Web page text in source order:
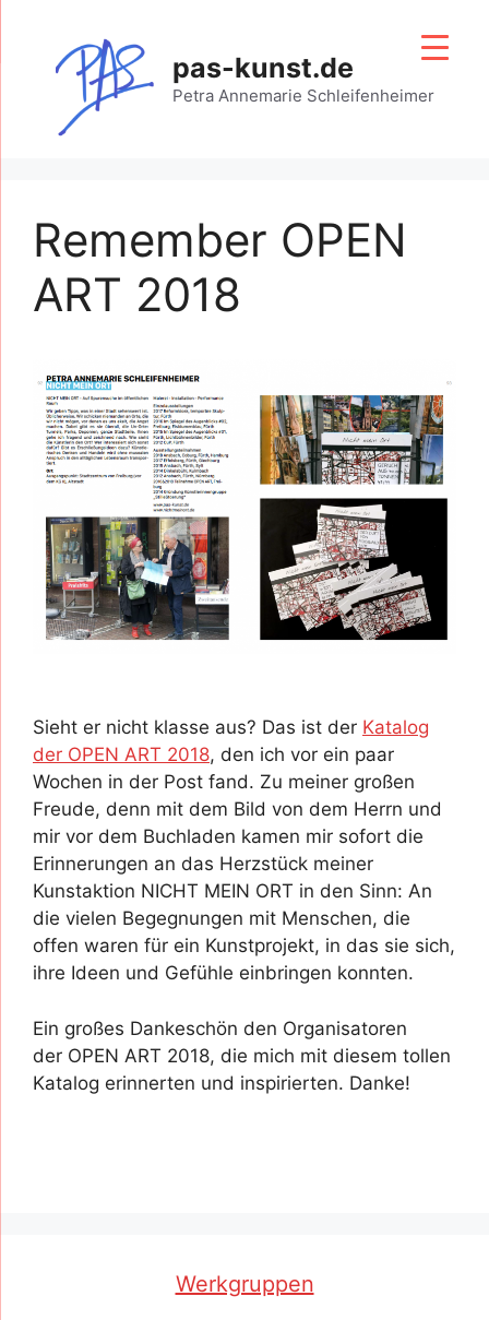
springen
pas-kunst.de
Petra Annemarie Schleifenheimer
Remember OPEN
ART 2018
Sieht er nicht klasse aus? Das ist der Katalog
der OPEN ART 2018, den ich vor ein paar
Wochen in der Post fand. Zu meiner großen
Freude, denn mit dem Bild von dem Herrn und
mir vor dem Buchladen kamen mir sofort die
Erinnerungen an das Herzstück meiner
Kunstaktion NICHT MEIN ORT in den Sinn: An
die vielen Begegnungen mit Menschen, die
offen waren für ein Kunstprojekt, in das sie sich,
ihre Ideen und Gefühle einbringen konnten.
Ein großes Dankeschön den Organisatoren
der OPEN ART 2018, die mich mit diesem tollen
Katalog erinnerten und inspirierten. Danke!
Werkgruppen